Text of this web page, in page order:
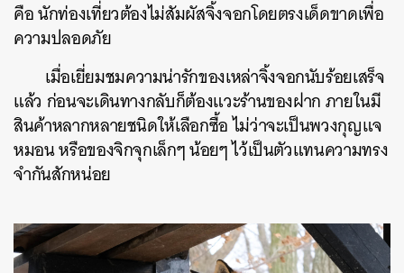
คือ นักท่องเที่ยวต้องไม่สัมผัสจิ้งจอกโดยตรงเด็ดขาดเพื่อ
ความปลอดภัย
เมื่อเยี่ยมชมความน่ารักของเหล่าจิ้งจอกนับร้อยเสร็จ
แล้ว ก่อนจะเดินทางกลับก็ต้องแวะร้านของฝาก ภายในมี
สินค้าหลากหลายชนิดให้เลือกซื้อ ไม่ว่าจะเป็นพวงกุญแจ
หมอน หรือของจิกจุกเล็กๆ น้อยๆ ไว้เป็นตัวแทนความทรง
จำกันสักหน่อย